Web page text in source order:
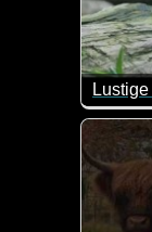
Tiere